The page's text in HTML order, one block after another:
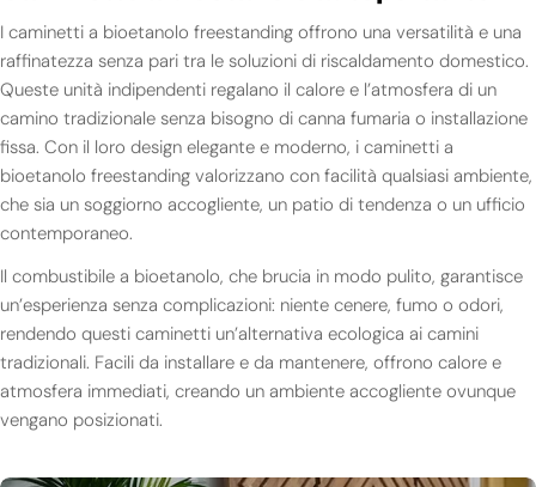
I caminetti a bioetanolo freestanding offrono una versatilità e una
raffinatezza senza pari tra le soluzioni di riscaldamento domestico.
Queste unità indipendenti regalano il calore e l’atmosfera di un
camino tradizionale senza bisogno di canna fumaria o installazione
fissa. Con il loro design elegante e moderno, i caminetti a
bioetanolo freestanding valorizzano con facilità qualsiasi ambiente,
che sia un soggiorno accogliente, un patio di tendenza o un ufficio
contemporaneo.
Il combustibile a bioetanolo, che brucia in modo pulito, garantisce
un’esperienza senza complicazioni: niente cenere, fumo o odori,
rendendo questi caminetti un’alternativa ecologica ai camini
tradizionali. Facili da installare e da mantenere, offrono calore e
atmosfera immediati, creando un ambiente accogliente ovunque
vengano posizionati.